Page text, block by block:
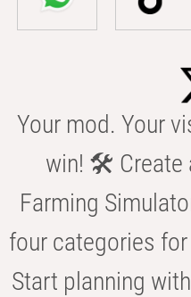
Your mod. Your
win! 🛠️ Create
Farming
four categories
Start planning